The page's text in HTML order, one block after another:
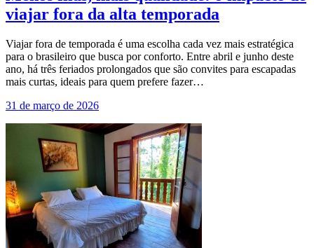
viajar fora da alta temporada
Viajar fora de temporada é uma escolha cada vez mais estratégica
para o brasileiro que busca por conforto. Entre abril e junho deste
ano, há três feriados prolongados que são convites para escapadas
mais curtas, ideais para quem prefere fazer…
31 de março de 2026